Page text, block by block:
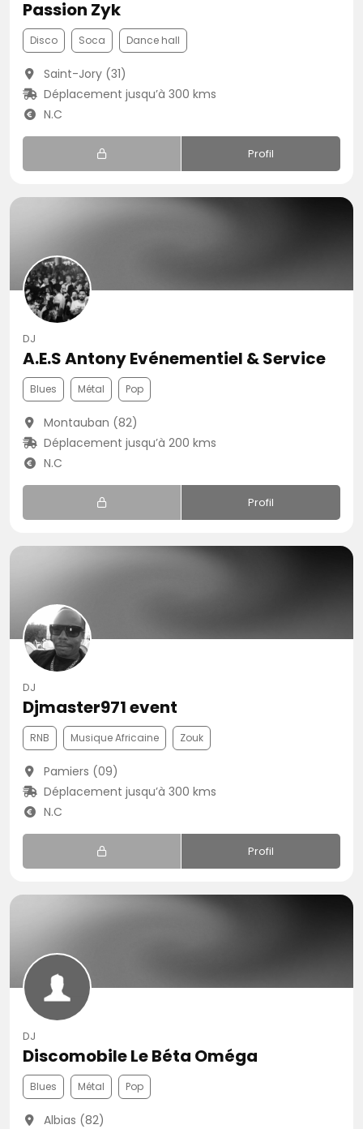
Passion Zyk
Disco Soca Dance hall
Saint-Jory (31)
Déplacement jusqu’à 300 kms
N.C
Profil
DJ
A.E.S Antony Evénementiel & Service
Blues Métal Pop
Montauban (82)
Déplacement jusqu’à 200 kms
N.C
Profil
DJ
Djmaster971 event
RNB Musique Africaine Zouk
Pamiers (09)
Déplacement jusqu’à 300 kms
N.C
Profil
DJ
Discomobile Le Béta Oméga
Blues Métal Pop
Albias (82)